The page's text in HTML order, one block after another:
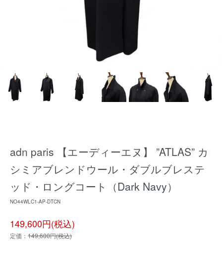
adn paris 【エーディーエヌ】 ”ATLAS” カ
シミアブレンドウール・ダブルブレステ
ッド・ロングコート（Dark Navy）
NO44WLC1-AP-DTCN
149,600円(税込)
定価： 149,600円(税込)